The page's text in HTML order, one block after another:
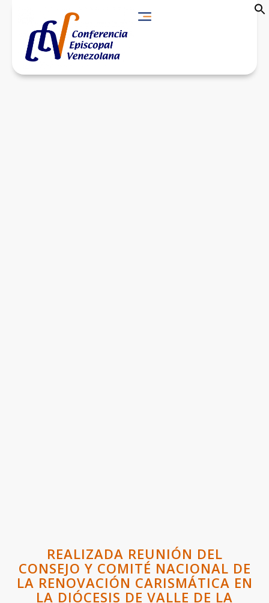
REALIZADA REUNIÓN DEL
CONSEJO Y COMITÉ NACIONAL DE
LA RENOVACIÓN CARISMÁTICA EN
LA DIÓCESIS DE VALLE DE LA